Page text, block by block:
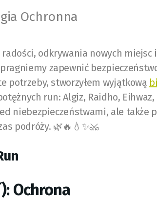
Ochronna
radości, odkrywania nowych miejsc
zapewnić
potrzeby, stworzyłem wyjątkową
run: Algiz, Raidho,
niebezpieczeństwami, ale także
podróży. 🌿🔥💧✨⚔️
Ochrona